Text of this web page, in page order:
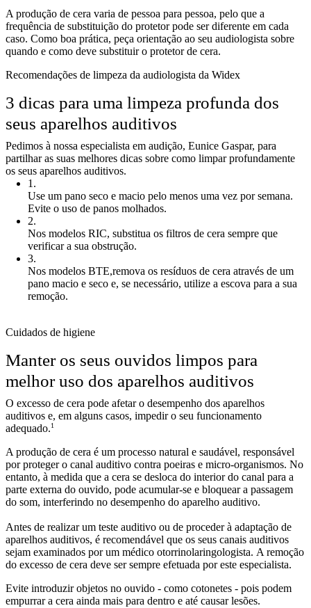
A produção de cera varia de pessoa para pessoa, pelo que a
frequência de substituição do protetor pode ser diferente em cada
caso. Como boa prática, peça orientação ao seu audiologista sobre
quando e como deve substituir o protetor de cera.
Recomendações de limpeza da audiologista da Widex
3 dicas para uma limpeza profunda dos
seus aparelhos auditivos
Pedimos à nossa especialista em audição, Eunice Gaspar, para
partilhar as suas melhores dicas sobre como limpar profundamente
os seus aparelhos auditivos.
1 .
Use um pano seco e macio pelo menos uma vez por semana.
Evite o uso de panos molhados.
2.
Nos modelos RIC, substitua os filtros de cera sempre que
verificar a sua obstrução.
3.
Nos modelos BTE,remova os resíduos de cera através de um
pano macio e seco e, se necessário, utilize a escova para a sua
remoção.
Cuidados de higiene
Manter os seus ouvidos limpos para
melhor uso dos aparelhos auditivos
O excesso de cera pode afetar o desempenho dos aparelhos
auditivos e, em alguns casos, impedir o seu funcionamento
adequado.1
A produção de cera é um processo natural e saudável, responsável
por proteger o canal auditivo contra poeiras e micro-organismos. No
entanto, à medida que a cera se desloca do interior do canal para a
parte externa do ouvido, pode acumular-se e bloquear a passagem
do som, interferindo no desempenho do aparelho auditivo.
Antes de realizar um teste auditivo ou de proceder à adaptação de
aparelhos auditivos, é recomendável que os seus canais auditivos
sejam examinados por um médico otorrinolaringologista. A remoção
do excesso de cera deve ser sempre efetuada por este especialista.
Evite introduzir objetos no ouvido - como cotonetes - pois podem
empurrar a cera ainda mais para dentro e até causar lesões.